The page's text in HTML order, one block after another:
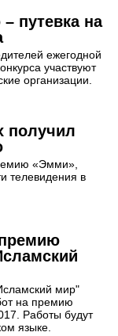
путевка на
ежегодной
участвуют
организации.
получил
«Эмми»,
телевидения в
мир"
на премию
Работы будут
языке.